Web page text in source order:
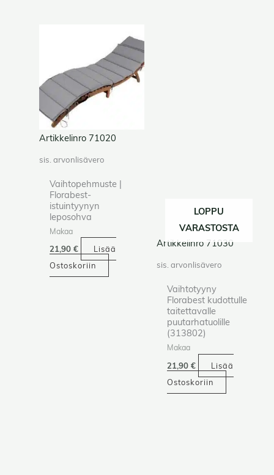
Artikkelinro 71020
sis. arvonlisävero
Vaihtopehmuste |
Florabest-
istuintyynyn
leposohva
Makaa
21,90€
Lisää
Ostoskoriin
LOPPU
VARASTOSTA
Artikkelinro 71030
sis. arvonlisävero
Vaihtotyyny
Florabest kudottulle
taitettavalle
puutarhatuolille
(313802)
Makaa
21,90€
Lisää
Ostoskoriin